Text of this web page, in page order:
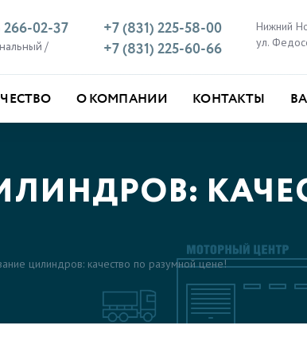
266-02-37
/
+7 (831) 225-58-00
+7 (831) 225-60-66
Нижний
ул.
О КОМПАНИИ КОНТАКТЫ
цилиндров: качество по разумной цене!